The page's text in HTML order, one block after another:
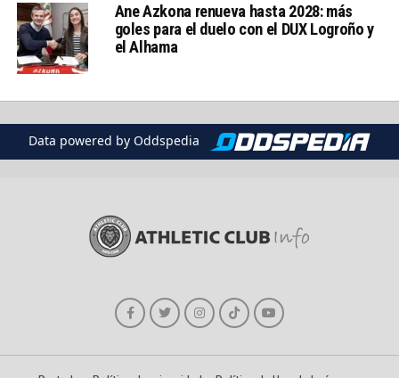
Ane Azkona renueva hasta 2028: más
goles para el duelo con el DUX Logroño y
el Alhama
Data powered by Oddspedia